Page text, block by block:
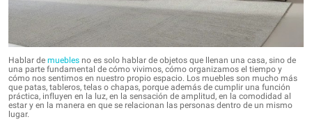
Hablar de muebles no es solo hablar de objetos que llenan una casa, sino de
una parte fundamental de cómo vivimos, cómo organizamos el tiempo y
cómo nos sentimos en nuestro propio espacio. Los muebles son mucho más
que patas, tableros, telas o chapas, porque además de cumplir una función
práctica, influyen en la luz, en la sensación de amplitud, en la comodidad al
estar y en la manera en que se relacionan las personas dentro de un mismo
lugar.